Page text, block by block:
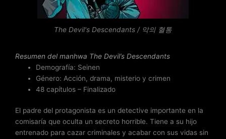
c
o
n
e
The Devil's Descendants / 악의 혈통
Resumen del manhwa The Devil’s Descendants
Demografía: Seinen
Género: Acción, drama, misterio y crimen
48 capítulos – Finalizado
El padre del protagonista es un detective importante en la
comisaría que oculta un secreto horrible. Tiene a su hijo
entrenado para cazar criminales y acabar con sus vidas sin